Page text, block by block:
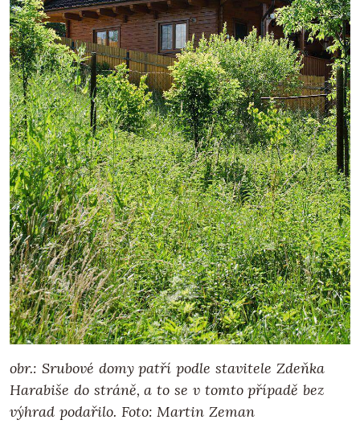
obr.: Srubové domy patří podle stavitele Zdeňka
Harabiše do stráně, a to se v tomto případě bez
výhrad podařilo. Foto: Martin Zeman